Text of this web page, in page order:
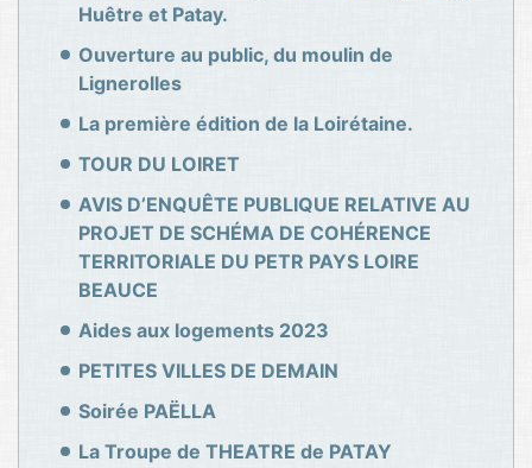
Huêtre et Patay.
Ouverture au public, du moulin de
Lignerolles
La première édition de la Loirétaine.
TOUR DU LOIRET
AVIS D’ENQUÊTE PUBLIQUE RELATIVE AU
PROJET DE SCHÉMA DE COHÉRENCE
TERRITORIALE DU PETR PAYS LOIRE
BEAUCE
Aides aux logements 2023
PETITES VILLES DE DEMAIN
Soirée PAËLLA
La Troupe de THEATRE de PATAY